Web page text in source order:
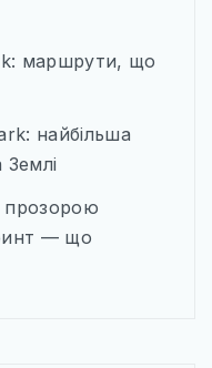
маршрути, що
найбільша
Землі
прозорою
— що